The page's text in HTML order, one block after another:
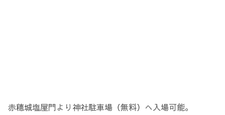
赤穂城塩屋門より神社駐車場（無料）へ入場可能。